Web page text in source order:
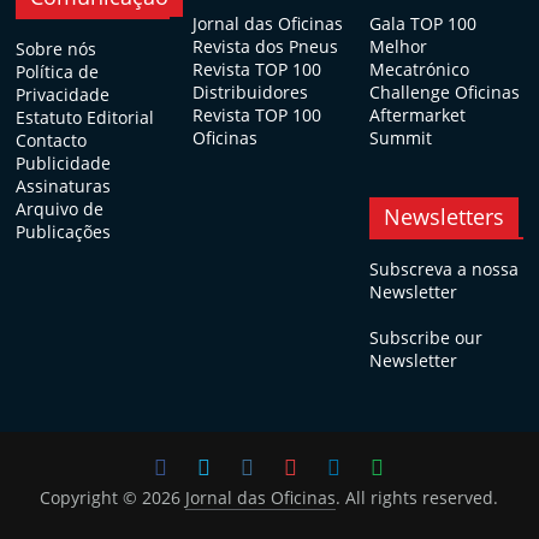
Sobre nós
Política de
Privacidade
Estatuto Editorial
Contacto
Publicidade
Assinaturas
Arquivo de
Publicações
Jornal das Oficinas
Revista dos Pneus
Revista TOP 100
Distribuidores
Revista TOP 100
Oficinas
Gala TOP 100
Melhor
Mecatrónico
Challenge Oficinas
Aftermarket
Summit
Newsletters
Subscreva a nossa
Newsletter
Subscribe our
Newsletter
Copyright © 2026 Jornal das Oficinas. All rights reserved.